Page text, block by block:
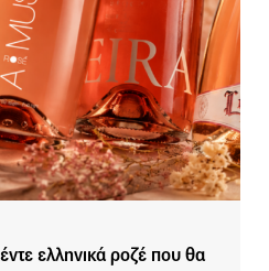
ελληνικά ροζέ που θα